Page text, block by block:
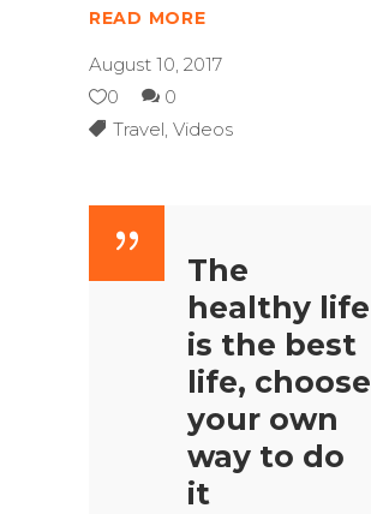
READ MORE
August 10, 2017
0
0
Travel, Videos
The
healthy life
is the best
life, choose
your own
way to do
it